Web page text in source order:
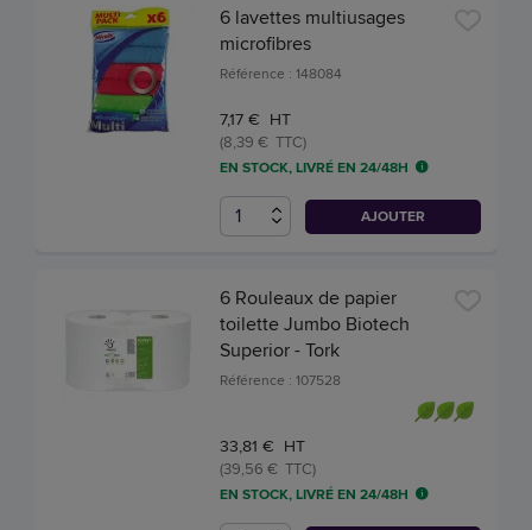
6 lavettes multiusages
microfibres
Référence : 148084
7,17 € HT
(8,39 € TTC)
EN STOCK, LIVRÉ EN 24/48H
AJOUTER
6 Rouleaux de papier
toilette Jumbo Biotech
Superior - Tork
Référence : 107528
33,81 € HT
(39,56 € TTC)
EN STOCK, LIVRÉ EN 24/48H